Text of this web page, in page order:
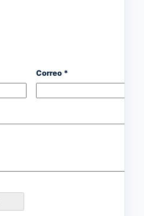
Correo *